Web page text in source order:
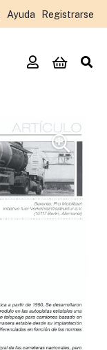
Ayuda Registrarse